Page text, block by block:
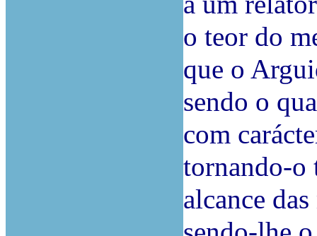
o teor do
que o
sendo o
com
tornando-o
alcance